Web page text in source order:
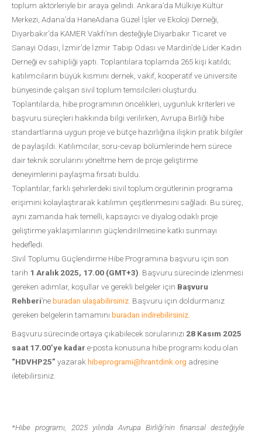
toplum aktörleriyle bir araya gelindi. Ankara’da Mülkiye Kültür
Merkezi, Adana’da HaneAdana Güzel İşler ve Ekoloji Derneği,
Diyarbakır’da KAMER Vakfı’nın desteğiyle Diyarbakır Ticaret ve
Sanayi Odası, İzmir’de İzmir Tabip Odası ve Mardin’de Lider Kadın
Derneği ev sahipliği yaptı. Toplantılara toplamda 265 kişi katıldı;
katılımcıların büyük kısmını dernek, vakıf, kooperatif ve üniversite
bünyesinde çalışan sivil toplum temsilcileri oluşturdu.
Toplantılarda, hibe programının öncelikleri, uygunluk kriterleri ve
başvuru süreçleri hakkında bilgi verilirken, Avrupa Birliği hibe
standartlarına uygun proje ve bütçe hazırlığına ilişkin pratik bilgiler
de paylaşıldı. Katılımcılar, soru-cevap bölümlerinde hem sürece
dair teknik sorularını yöneltme hem de proje geliştirme
deneyimlerini paylaşma fırsatı buldu.
Toplantılar, farklı şehirlerdeki sivil toplum örgütlerinin programa
erişimini kolaylaştırarak katılımın çeşitlenmesini sağladı. Bu süreç,
aynı zamanda hak temelli, kapsayıcı ve diyalog odaklı proje
geliştirme yaklaşımlarının güçlendirilmesine katkı sunmayı
hedefledi.
Sivil Toplumu Güçlendirme Hibe Programına başvuru için son
tarih 1 Aralık 2025, 17.00 (GMT+3) . Başvuru sürecinde izlenmesi
gereken adımlar, koşullar ve gerekli belgeler için Başvuru
Rehberi’neburadan ulaşabilirsiniz . Başvuru için doldurmanız
gereken belgelerin tamamını buradan indirebilirsiniz.
Başvuru sürecinde ortaya çıkabilecek sorularınızı 28 Kasım 2025
saat 17.00’ye kadar e-posta konusuna hibe programı kodu olan
“HDVHP25” yazarak hibeprogrami@hrantdink.org adresine
iletebilirsiniz.
*Hibe programı, 2025 yılında Avrupa Birliği’nin finansal desteğiyle